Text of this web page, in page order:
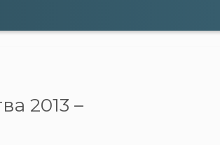
2013 –